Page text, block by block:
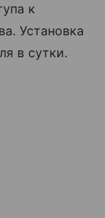
к
Установка
в сутки.